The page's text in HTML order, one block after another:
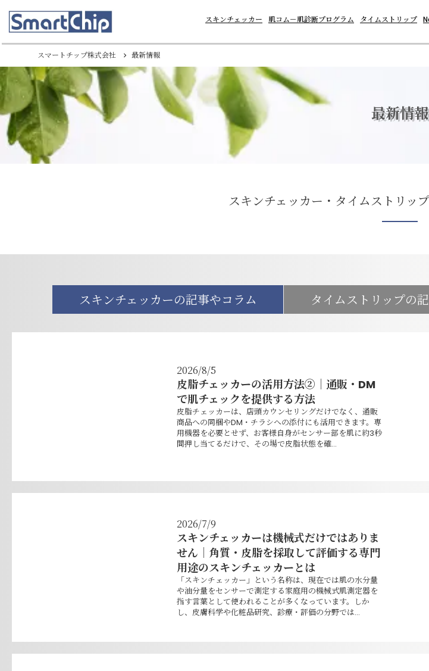
スキンチェッカー 肌コム－肌診断プログラム タイムストリップ
スマートチップ株式会社 keyboard_arrow_right 最新情報
最新情報
スキンチェッカー・タイムストリッ
スキンチェッカーの記事やコラム タイムストリップの
2026/8/5
皮脂チェッカーの活用方法②｜通販・DM
で肌チェックを提供する方法
皮脂チェッカーは、店頭カウンセリングだけでなく、通販
商品への同梱やDM・チラシへの添付にも活用できます。専
用機器を必要とせず、お客様自身がセンサー部を肌に約3秒
間押し当てるだけで、その場で皮脂状態を確...
2026/7/9
スキンチェッカーは機械式だけではありま
せん｜角質・皮脂を採取して評価する専門
用途のスキンチェッカーとは
「スキンチェッカー」という名称は、現在では肌の水分量
や油分量をセンサーで測定する家庭用の機械式肌測定器を
指す言葉として使われることが多くなっています。しか
し、皮膚科学や化粧品研究、診療・評価の分野では...